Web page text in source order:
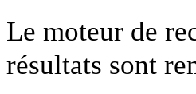
Le moteur de
résultats sont